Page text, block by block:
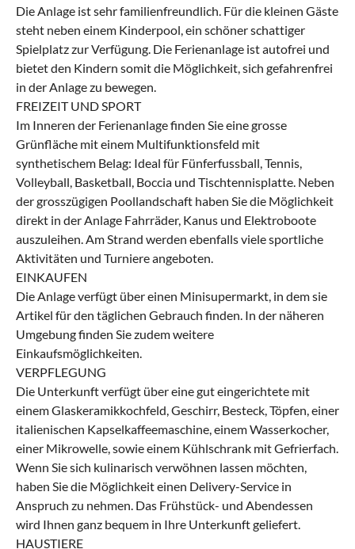
Die Anlage ist sehr familienfreundlich. Für die kleinen Gäste
steht neben einem Kinderpool, ein schöner schattiger
Spielplatz zur Verfügung. Die Ferienanlage ist autofrei und
bietet den Kindern somit die Möglichkeit, sich gefahrenfrei
in der Anlage zu bewegen.
FREIZEIT UND SPORT
Im Inneren der Ferienanlage finden Sie eine grosse
Grünfläche mit einem Multifunktionsfeld mit
synthetischem Belag: Ideal für Fünferfussball, Tennis,
Volleyball, Basketball, Boccia und Tischtennisplatte. Neben
der grosszügigen Poollandschaft haben Sie die Möglichkeit
direkt in der Anlage Fahrräder, Kanus und Elektroboote
auszuleihen. Am Strand werden ebenfalls viele sportliche
Aktivitäten und Turniere angeboten.
EINKAUFEN
Die Anlage verfügt über einen Minisupermarkt, in dem sie
Artikel für den täglichen Gebrauch finden. In der näheren
Umgebung finden Sie zudem weitere
Einkaufsmöglichkeiten.
VERPFLEGUNG
Die Unterkunft verfügt über eine gut eingerichtete mit
einem Glaskeramikkochfeld, Geschirr, Besteck, Töpfen, einer
italienischen Kapselkaffeemaschine, einem Wasserkocher,
einer Mikrowelle, sowie einem Kühlschrank mit Gefrierfach.
Wenn Sie sich kulinarisch verwöhnen lassen möchten,
haben Sie die Möglichkeit einen Delivery-Service in
Anspruch zu nehmen. Das Frühstück- und Abendessen
wird Ihnen ganz bequem in Ihre Unterkunft geliefert.
HAUSTIERE